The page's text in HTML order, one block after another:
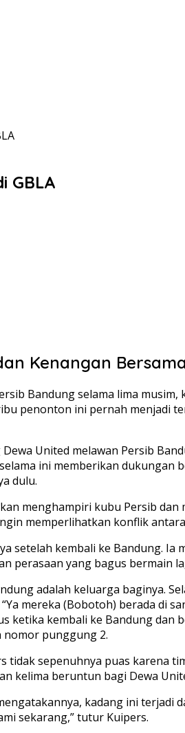
GBLA
Kenangan
Bandung selama lima
penonton ini pernah menjadi
United melawan Persib
ini memberikan dukungan
dulu.
menghampiri kubu Persib
memperlihatkan konflik
setelah kembali ke Bandung.
perasaan yang bagus bermain
adalah keluarga baginya.
mereka (Bobotoh) berada di
ketika kembali ke Bandung
nomor punggung 2.
tidak sepenuhnya puas karena
kelima beruntun bagi Dewa
kadang ini
sekarang,” tutur Kuipers.